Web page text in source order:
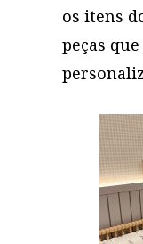
os itens
peças